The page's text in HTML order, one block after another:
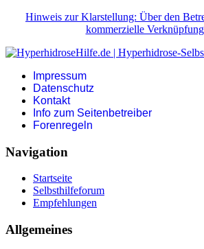
Hinweis zur Klarstellung: Über den
kommerzielle
Impressum
Datenschutz
Kontakt
Info zum Seitenbetreiber
Forenregeln
Navigation
Startseite
Selbsthilfeforum
Empfehlungen
Allgemeines